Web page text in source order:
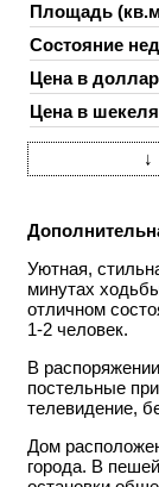
Площадь
Состояние
Цена в
Цена в
↓
Уютная,
минутах
отличном
1-2 человек.
В
постельные
телевидение,
Дом
города. В